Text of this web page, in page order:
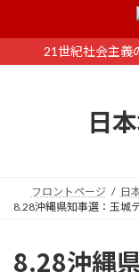
ン
ー
21世紀社会主義
日
フロントページ 日
8.28沖縄県知事選：玉城
8.28沖縄